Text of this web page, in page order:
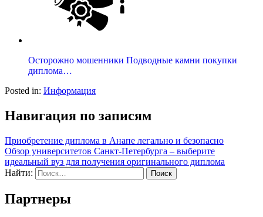
Осторожно мошенники Подводные камни покупки
диплома…
Posted in: Информация
Навигация по записям
Приобретение диплома в Анапе легально и безопасно
Обзор университетов Санкт-Петербурга – выберите
идеальный вуз для получения оригинального диплома
Найти:
Партнеры